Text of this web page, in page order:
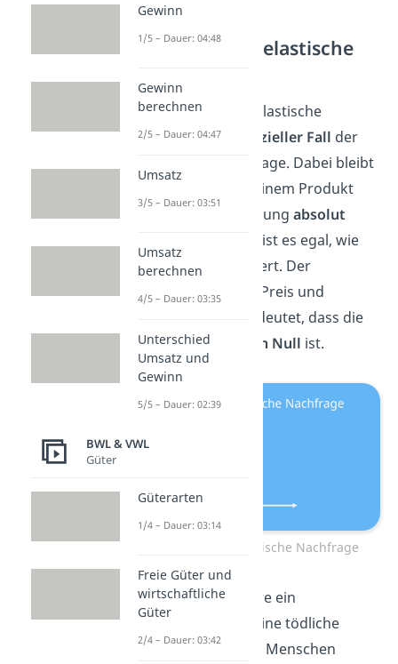
Vollkommen unelastische
Eine vollkommen unelastische
Nachfrage ist ein
spezieller Fall der
unelastischen Nachfrage. Dabei bleibt
die Nachfrage nach einem Produkt
oder einer Dienstleistungabsolut
. Hier ist es egal, wie
sich der Preis verändert. Der
Zusammenhang von Preis und
Nachfragemenge bedeutet, dass die
Preiselastizität
gleich Null ist.
Vollkommen unelastische Nachfrage
Ein Beispiel dafür wäre ein
Medikament gegen eine tödliche
Krankheit. Dafür sind Menschen
Gewinn
1/5 – Dauer: 04:48
Gewinn
berechnen
2/5 – Dauer: 04:47
Umsatz
3/5 – Dauer: 03:51
Umsatz
berechnen
4/5 – Dauer: 03:35
Unterschied
Umsatz und
Gewinn
5/5 – Dauer: 02:39
BWL & VWL
Güter
Güterarten
1/4 – Dauer: 03:14
Freie Güter und
wirtschaftliche
Güter
2/4 – Dauer: 03:42